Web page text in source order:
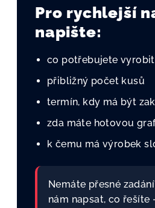
Pro rychlejší
napište:
co potřebujete vyrobit
přibližný počet kusů
termín, kdy má být
zda máte hotovou
k čemu má výrobek
Nemáte přesné
nám napsat, co